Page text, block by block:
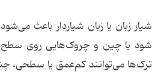
شیار زبان یا زبان شیاردار باعث
شود یا چین و چروک‌هایی روی سطح
ترک‌ها می‌توانند کم‌عمق یا سطحی،